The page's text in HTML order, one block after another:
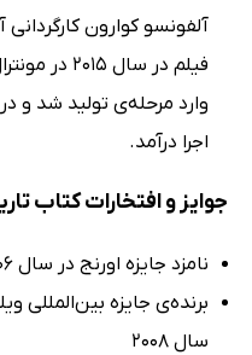
آلفونسو کوارون کارگردانی
فیلم در سال
اجرا درآمد.
جوایز و افتخارات کتاب
نامزد جایزه‌ اورنج در سال 2006
برنده‌ی جایزه‌ بین‌المللی
سال 2008